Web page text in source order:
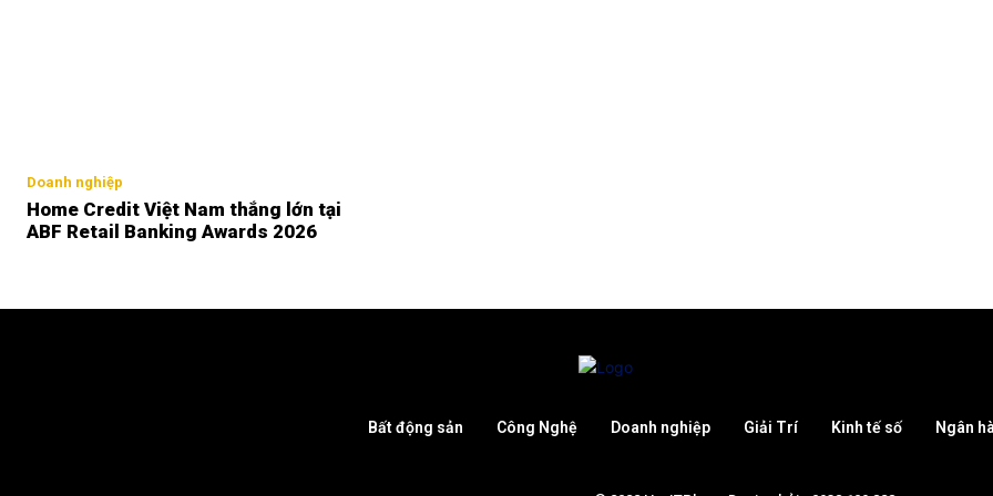
Doanh nghiệp
Home Credit Việt Nam thắng lớn tại
ABF Retail Banking Awards 2026
Bất động sản Công Nghệ Doanh nghiệp Giải Trí Kinh tế số Ngân